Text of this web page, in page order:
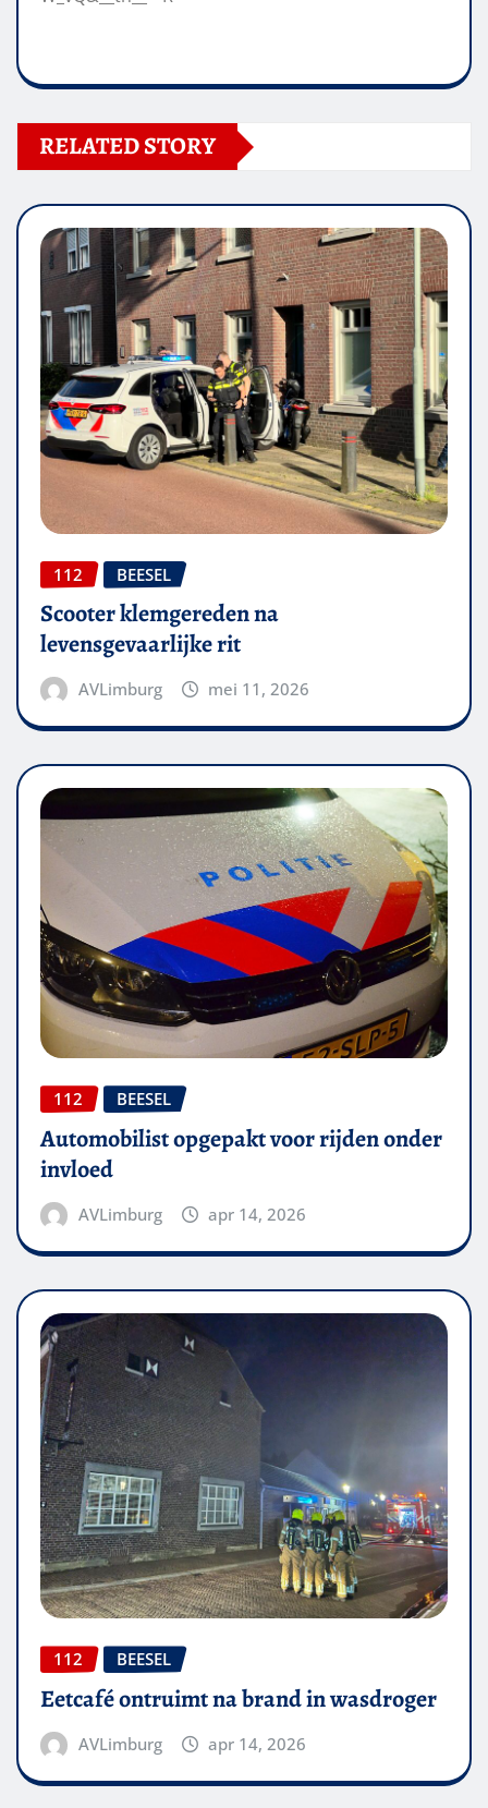
RELATED STORY
112 BEESEL
Scooter klemgereden na
levensgevaarlijke rit
AVLimburg mei 11, 2026
112 BEESEL
Automobilist opgepakt voor rijden onder
invloed
AVLimburg apr 14, 2026
112 BEESEL
Eetcafé ontruimt na brand in wasdroger
AVLimburg apr 14, 2026